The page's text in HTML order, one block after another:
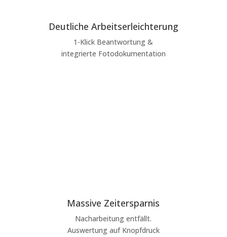
Deutliche Arbeitserleichterung
1-Klick Beantwortung &
integrierte Fotodokumentation
Massive Zeitersparnis
Nacharbeitung entfällt.
Auswertung auf Knopfdruck